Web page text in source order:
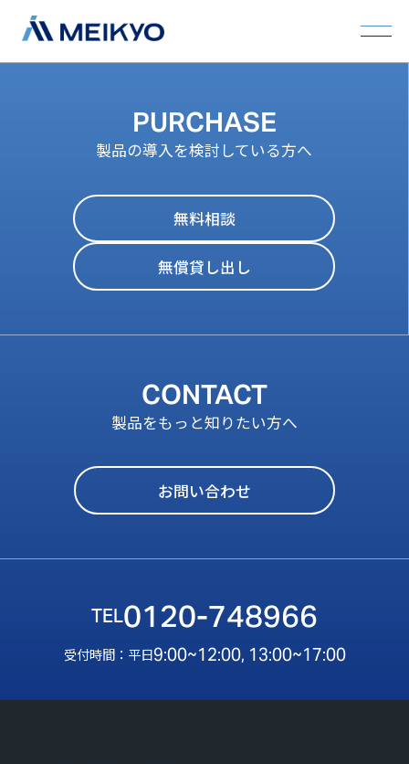
PURCHASE
製品の導入を検討している方へ
無料相談
無償貸し出し
CONTACT
製品をもっと知りたい方へ
お問い合わせ
0120-748966
受付時間：平日9:00~12:00, 13:00~17:00